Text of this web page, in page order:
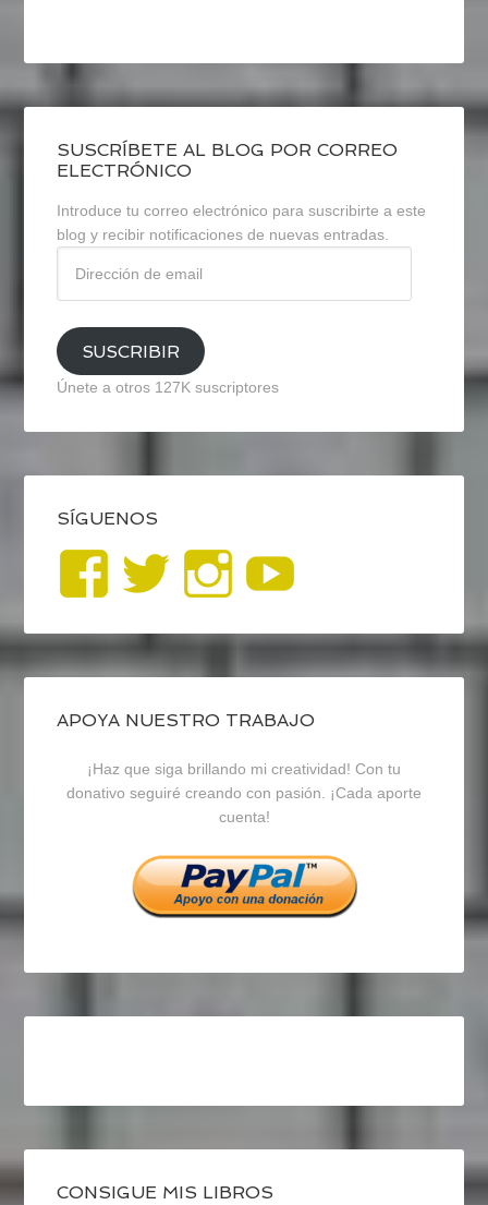
SUSCRÍBETE AL BLOG POR CORREO
ELECTRÓNICO
Introduce tu correo electrónico para suscribirte a este
blog y recibir notificaciones de nuevas entradas.
email
SUSCRIBIR
Únete a otros 127K suscriptores
SÍGUENOS
Ver
perfil
de
blogrecursosep
en
Facebook
Ver
perfil
de
recursosep
en
Twitter
Ver
perfil
de
recursosep
en
Instagram
APOYA NUESTRO TRABAJO
¡Haz que siga brillando mi creatividad! Con tu
donativo seguiré creando con pasión. ¡Cada aporte
cuenta!
CONSIGUE MIS LIBROS